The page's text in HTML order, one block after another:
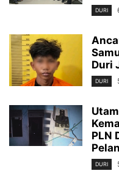
DURI
Duri
DURI
PLN
DURI